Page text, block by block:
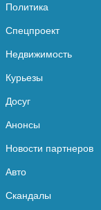
Политика
Спецпроект
Недвижимость
Курьезы
Досуг
Анонсы
Новости партнеров
Авто
Скандалы